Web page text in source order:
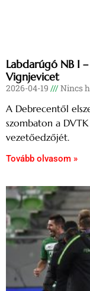
Labdarúgó NB I
Vignjevicet
2026-04-19 Nincs
A Debrecentől
szombaton a
vezetőedzőjét.
Tovább olvasom »